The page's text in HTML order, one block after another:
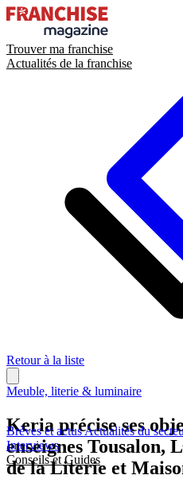
Trouver ma franchise
Actualités de la franchise
Brèves et actusActualités du
Interviews
Conseils et Guides
Retour à la liste
Meuble, literie & luminaire
Keria précise ses
enseignes Tousalon,
de la Literie et